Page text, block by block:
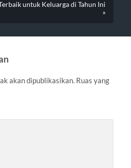
untuk Keluarga di Tahun Ini
»
akan dipublikasikan. Ruas yang